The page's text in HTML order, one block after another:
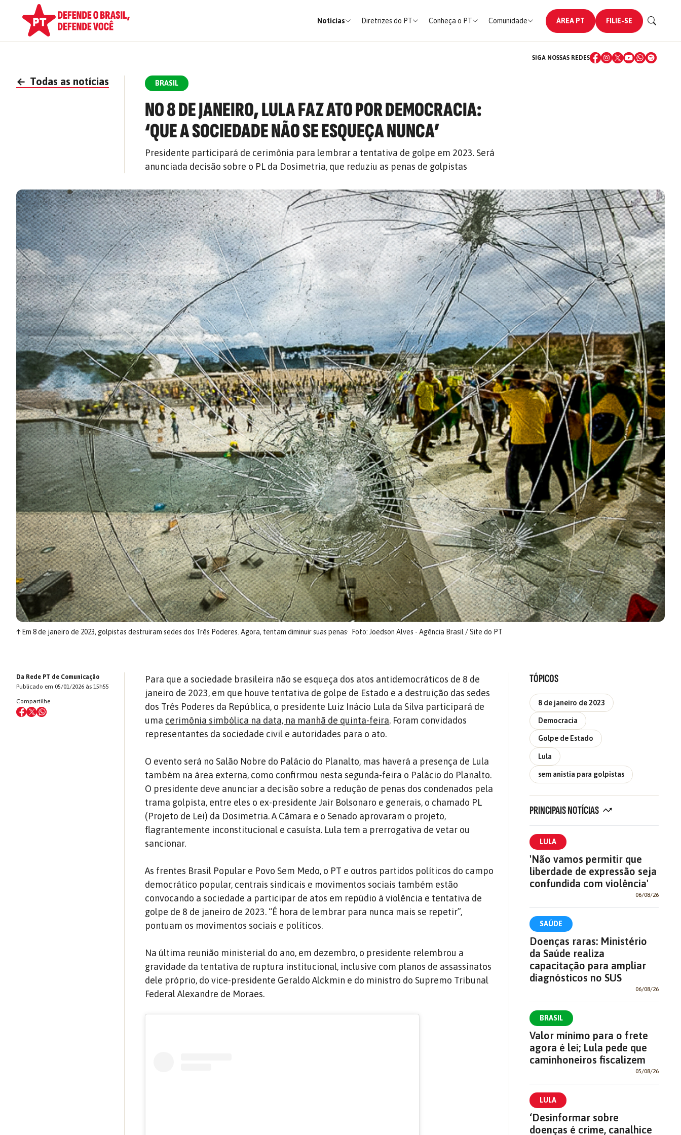
Notícias Diretrizes do PT Conheça o PT Comunidade ÁREA PT FILIE-SE
SIGA NOSSAS REDES
← Todas as notícias BRASIL
NO 8 DE JANEIRO, LULA FAZ ATO POR DEMOCRACIA:
‘QUE A SOCIEDADE NÃO SE ESQUEÇA NUNCA’
Presidente participará de cerimônia para lembrar a tentativa de golpe em 2023. Será
anunciada decisão sobre o PL da Dosimetria, que reduziu as penas de golpistas
↑Em 8 de janeiro de 2023, golpistas destruiram sedes dos Três Poderes. Agora, tentam diminuir suas penas Foto: Joedson Alves - Agência Brasil / Site do PT
Da Rede PT de Comunicação
Publicado em 05/01/2026 às 15h55
Compartilhe
Para que a sociedade brasileira não se esqueça dos atos antidemocráticos de 8 de
janeiro de 2023, em que houve tentativa de golpe de Estado e a destruição das sedes
dos Três Poderes da República, o presidente Luiz Inácio Lula da Silva participará de
uma cerimônia simbólica na data, na manhã de quinta-feira. Foram convidados
representantes da sociedade civil e autoridades para o ato.
O evento será no Salão Nobre do Palácio do Planalto, mas haverá a presença de Lula
também na área externa, como confirmou nesta segunda-feira o Palácio do Planalto.
O presidente deve anunciar a decisão sobre a redução de penas dos condenados pela
trama golpista, entre eles o ex-presidente Jair Bolsonaro e generais, o chamado PL
(Projeto de Lei) da Dosimetria. A Câmara e o Senado aprovaram o projeto,
flagrantemente inconstitucional e casuísta. Lula tem a prerrogativa de vetar ou
sancionar.
As frentes Brasil Popular e Povo Sem Medo, o PT e outros partidos políticos do campo
democrático popular, centrais sindicais e movimentos sociais também estão
convocando a sociedade a participar de atos em repúdio à violência e tentativa de
golpe de 8 de janeiro de 2023. “É hora de lembrar para nunca mais se repetir”,
pontuam os movimentos sociais e políticos.
Na última reunião ministerial do ano, em dezembro, o presidente relembrou a
gravidade da tentativa de ruptura institucional, inclusive com planos de assassinatos
dele próprio, do vice-presidente Geraldo Alckmin e do ministro do Supremo Tribunal
Federal Alexandre de Moraes.
TÓPICOS
8 de janeiro de 2023
Democracia
Golpe de Estado
Lula
sem anistia para golpistas
PRINCIPAIS NOTÍCIAS
LULA
'Não vamos permitir que
liberdade de expressão seja
confundida com violência'
06/08/26
SAÚDE
Doenças raras: Ministério
da Saúde realiza
capacitação para ampliar
diagnósticos no SUS
06/08/26
BRASIL
Valor mínimo para o frete
agora é lei; Lula pede que
caminhoneiros fiscalizem
05/08/26
LULA
‘Desinformar sobre
doenças é crime, canalhice